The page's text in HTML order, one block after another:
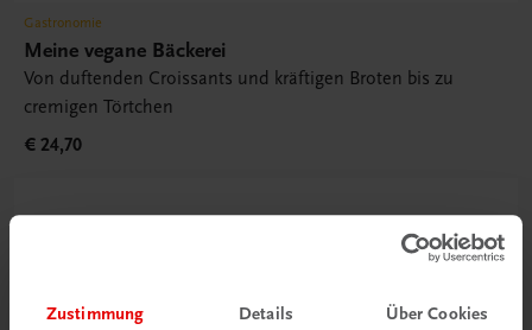
Zustimmung Details Über Cookies
Gastronomie
Meine vegane Bäckerei
Von duftenden Croissants und kräftigen Broten bis zu
cremigen Törtchen
€ 24,70